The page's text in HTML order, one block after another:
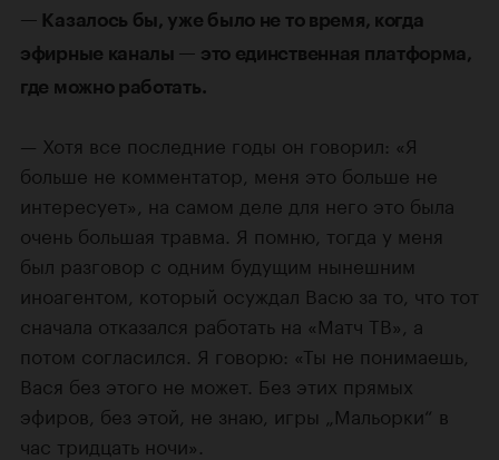
— Казалось бы, уже было не то время, когда
эфирные каналы — это единственная платформа,
где можно работать.
— Хотя все последние годы он говорил: «Я
больше не комментатор, меня это больше не
интересует», на самом деле для него это была
очень большая травма. Я помню, тогда у меня
был разговор с одним будущим нынешним
иноагентом, который осуждал Васю за то, что тот
сначала отказался работать на «Матч ТВ», а
потом согласился. Я говорю: «Ты не понимаешь,
Вася без этого не может. Без этих прямых
эфиров, без этой, не знаю, игры „Мальорки“ в
час тридцать ночи».